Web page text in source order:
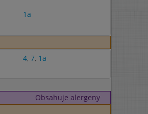
1a
4, 7, 1a
Obsahuje alergeny